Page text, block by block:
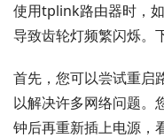
使用tplink路由器时，
导致齿轮灯频繁闪烁。
首先，您可以尝试重启
以解决许多网络问题。
钟后再重新插上电源，